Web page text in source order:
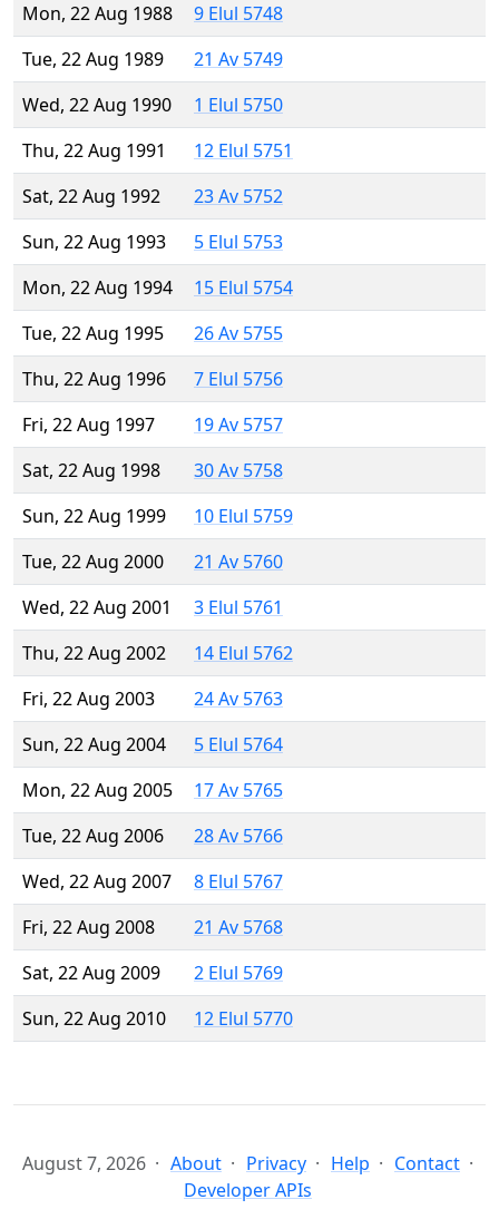
Mon, 22 Aug 1988
9 Elul 5748
Tue, 22 Aug 1989
21 Av 5749
Wed, 22 Aug 1990
1 Elul 5750
Thu, 22 Aug 1991
12 Elul 5751
Sat, 22 Aug 1992
23 Av 5752
Sun, 22 Aug 1993
5 Elul 5753
Mon, 22 Aug 1994
15 Elul 5754
Tue, 22 Aug 1995
26 Av 5755
Thu, 22 Aug 1996
7 Elul 5756
Fri, 22 Aug 1997
19 Av 5757
Sat, 22 Aug 1998
30 Av 5758
Sun, 22 Aug 1999
10 Elul 5759
Tue, 22 Aug 2000
21 Av 5760
Wed, 22 Aug 2001
3 Elul 5761
Thu, 22 Aug 2002
14 Elul 5762
Fri, 22 Aug 2003
24 Av 5763
Sun, 22 Aug 2004
5 Elul 5764
Mon, 22 Aug 2005
17 Av 5765
Tue, 22 Aug 2006
28 Av 5766
Wed, 22 Aug 2007
8 Elul 5767
Fri, 22 Aug 2008
21 Av 5768
Sat, 22 Aug 2009
2 Elul 5769
Sun, 22 Aug 2010
12 Elul 5770
August 7, 2026 About Privacy Help
Contact
Developer APIs